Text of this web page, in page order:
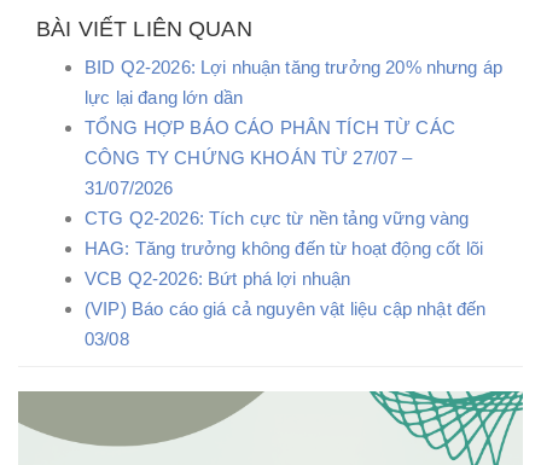
BÀI VIẾT LIÊN QUAN
BID Q2-2026: Lợi nhuận tăng trưởng 20% nhưng áp
lực lại đang lớn dần
TỔNG HỢP BÁO CÁO PHÂN TÍCH TỪ CÁC
CÔNG TY CHỨNG KHOÁN TỪ 27/07 –
31/07/2026
CTG Q2-2026: Tích cực từ nền tảng vững vàng
HAG: Tăng trưởng không đến từ hoạt động cốt lõi
VCB Q2-2026: Bứt phá lợi nhuận
(VIP) Báo cáo giá cả nguyên vật liệu cập nhật đến
03/08